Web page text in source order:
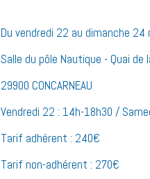
Du vendredi 22 au dimanche
Salle du pôle Nautique - Quai de
29900 CONCARNEAU
Vendredi 22 : 14h-18h30 /
Tarif adhérent : 240€
Tarif non-adhérent : 270€